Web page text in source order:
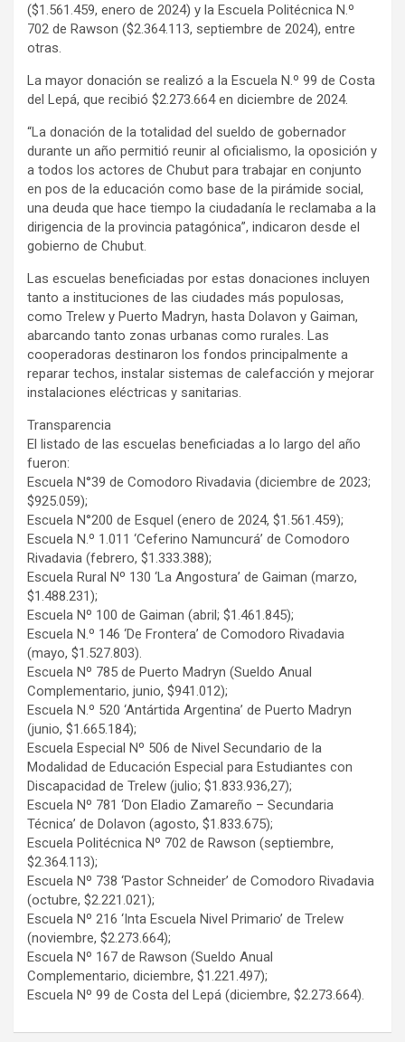
($1.561.459, enero de 2024) y la Escuela Politécnica N.º
702 de Rawson ($2.364.113, septiembre de 2024), entre
otras.
La mayor donación se realizó a la Escuela N.º 99 de Costa
del Lepá, que recibió $2.273.664 en diciembre de 2024.
“La donación de la totalidad del sueldo de gobernador
durante un año permitió reunir al oficialismo, la oposición y
a todos los actores de Chubut para trabajar en conjunto
en pos de la educación como base de la pirámide social,
una deuda que hace tiempo la ciudadanía le reclamaba a la
dirigencia de la provincia patagónica”, indicaron desde el
gobierno de Chubut.
Las escuelas beneficiadas por estas donaciones incluyen
tanto a instituciones de las ciudades más populosas,
como Trelew y Puerto Madryn, hasta Dolavon y Gaiman,
abarcando tanto zonas urbanas como rurales. Las
cooperadoras destinaron los fondos principalmente a
reparar techos, instalar sistemas de calefacción y mejorar
instalaciones eléctricas y sanitarias.
Transparencia
El listado de las escuelas beneficiadas a lo largo del año
fueron:
Escuela N°39 de Comodoro Rivadavia (diciembre de 2023;
$925.059);
Escuela N°200 de Esquel (enero de 2024, $1.561.459);
Escuela N.º 1.011 ‘Ceferino Namuncurá’ de Comodoro
Rivadavia (febrero, $1.333.388);
Escuela Rural Nº 130 ‘La Angostura’ de Gaiman (marzo,
$1.488.231);
Escuela Nº 100 de Gaiman (abril; $1.461.845);
Escuela N.º 146 ‘De Frontera’ de Comodoro Rivadavia
(mayo, $1.527.803).
Escuela Nº 785 de Puerto Madryn (Sueldo Anual
Complementario, junio, $941.012);
Escuela N.º 520 ‘Antártida Argentina’ de Puerto Madryn
(junio, $1.665.184);
Escuela Especial Nº 506 de Nivel Secundario de la
Modalidad de Educación Especial para Estudiantes con
Discapacidad de Trelew (julio; $1.833.936,27);
Escuela Nº 781 ‘Don Eladio Zamareño – Secundaria
Técnica’ de Dolavon (agosto, $1.833.675);
Escuela Politécnica Nº 702 de Rawson (septiembre,
$2.364.113);
Escuela Nº 738 ‘Pastor Schneider’ de Comodoro Rivadavia
(octubre, $2.221.021);
Escuela Nº 216 ‘Inta Escuela Nivel Primario’ de Trelew
(noviembre, $2.273.664);
Escuela Nº 167 de Rawson (Sueldo Anual
Complementario, diciembre, $1.221.497);
Escuela Nº 99 de Costa del Lepá (diciembre, $2.273.664).